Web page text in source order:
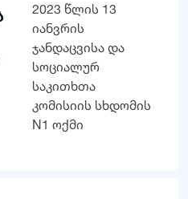
2023 წლის 13
იანვრის
ჯანდაცვისა და
სოციალურ
საკითხთა
კომისიის სხდომის
N1 ოქმი